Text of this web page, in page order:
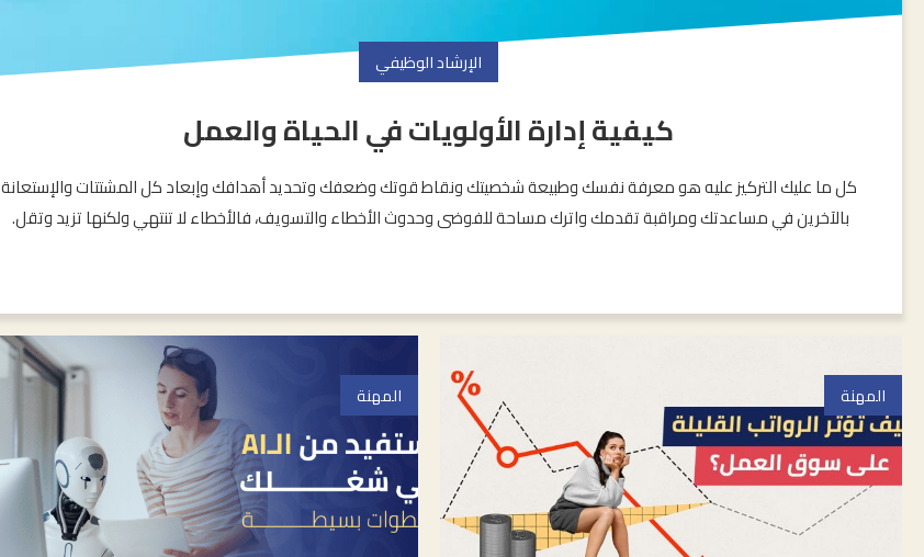
الإرشاد الوظيفي
كيفية إدارة الأولويات في الحياة والعمل
كل ما عليك التركيز عليه هو معرفة نفسك وطبيعة شخصيتك ونقاط قوتك وضعفك وتحديد أهدافك وإبعاد كل المشتتات والإستعانة
بالآخرين في مساعدتك ومراقبة تقدمك واترك مساحة للفوضى وحدوث الأخطاء والتسويف، فالأخطاء لا تنتهي ولكنها تزيد وتقل.
المهنة المهنة